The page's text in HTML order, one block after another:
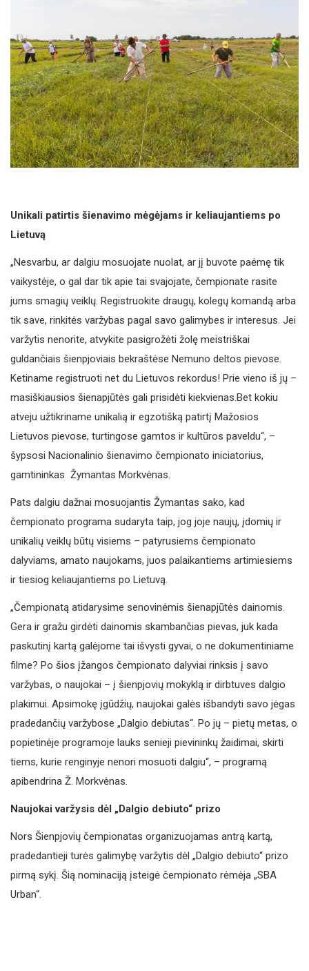
Unikali patirtis šienavimo mėgėjams ir keliaujantiems po
Lietuvą
„Nesvarbu, ar dalgiu mosuojate nuolat, ar jį buvote paėmę tik
vaikystėje, o gal dar tik apie tai svajojate, čempionate rasite
jums smagių veiklų. Registruokite draugų, kolegų komandą arba
tik save, rinkitės varžybas pagal savo galimybes ir interesus. Jei
varžytis nenorite, atvykite pasigrožėti žolę meistriškai
guldančiais šienpjoviais bekraštėse Nemuno deltos pievose.
Ketiname registruoti net du Lietuvos rekordus! Prie vieno iš jų –
masiškiausios šienapjūtės gali prisidėti kiekvienas.Bet kokiu
atveju užtikriname unikalią ir egzotišką patirtį Mažosios
Lietuvos pievose, turtingose gamtos ir kultūros paveldu“, –
šypsosi Nacionalinio šienavimo čempionato iniciatorius,
gamtininkas Žymantas Morkvėnas.
Pats dalgiu dažnai mosuojantis Žymantas sako, kad
čempionato programa sudaryta taip, jog joje naujų, įdomių ir
unikalių veiklų būtų visiems – patyrusiems čempionato
dalyviams, amato naujokams, juos palaikantiems artimiesiems
ir tiesiog keliaujantiems po Lietuvą.
„Čempionatą atidarysime senovinėmis šienapjūtės dainomis.
Gera ir gražu girdėti dainomis skambančias pievas, juk kada
paskutinį kartą galėjome tai išvysti gyvai, o ne dokumentiniame
filme? Po šios įžangos čempionato dalyviai rinksis į savo
varžybas, o naujokai – į šienpjovių mokyklą ir dirbtuves dalgio
plakimui. Apsimokę įgūdžių, naujokai galės išbandyti savo jėgas
pradedančių varžybose „Dalgio debiutas“. Po jų – pietų metas, o
popietinėje programoje lauks senieji pievininkų žaidimai, skirti
tiems, kurie renginyje nenori mosuoti dalgiu“, – programą
apibendrina Ž. Morkvėnas.
Naujokai varžysis dėl „Dalgio debiuto“ prizo
Nors Šienpjovių čempionatas organizuojamas antrą kartą,
pradedantieji turės galimybę varžytis dėl „Dalgio debiuto“ prizo
pirmą sykį. Šią nominaciją įsteigė čempionato rėmėja „SBA
Urban“.